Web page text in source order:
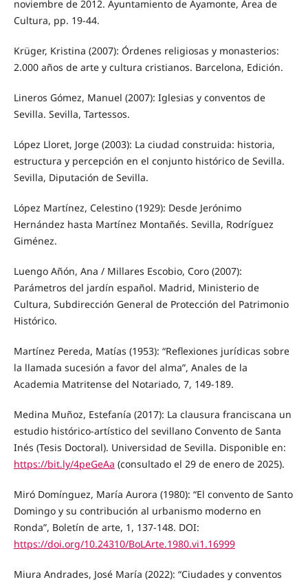
noviembre de 2012. Ayuntamiento de Ayamonte, Área de
Cultura, pp. 19-44.
Krüger, Kristina (2007): Órdenes religiosas y monasterios:
2.000 años de arte y cultura cristianos. Barcelona, Edición.
Lineros Gómez, Manuel (2007): Iglesias y conventos de
Sevilla. Sevilla, Tartessos.
López Lloret, Jorge (2003): La ciudad construida: historia,
estructura y percepción en el conjunto histórico de Sevilla.
Sevilla, Diputación de Sevilla.
López Martínez, Celestino (1929): Desde Jerónimo
Hernández hasta Martínez Montañés. Sevilla, Rodríguez
Giménez.
Luengo Añón, Ana / Millares Escobio, Coro (2007):
Parámetros del jardín español. Madrid, Ministerio de
Cultura, Subdirección General de Protección del Patrimonio
Histórico.
Martínez Pereda, Matías (1953): “Reflexiones jurídicas sobre
la llamada sucesión a favor del alma”, Anales de la
Academia Matritense del Notariado, 7, 149-189.
Medina Muñoz, Estefanía (2017): La clausura franciscana un
estudio histórico-artístico del sevillano Convento de Santa
Inés (Tesis Doctoral). Universidad de Sevilla. Disponible en:
https://bit.ly/4peGeAa (consultado el 29 de enero de 2025).
Miró Domínguez, María Aurora (1980): “El convento de Santo
Domingo y su contribución al urbanismo moderno en
Ronda”, Boletín de arte, 1, 137-148. DOI:
https://doi.org/10.24310/BoLArte.1980.vi1.16999
Miura Andrades, José María (2022): “Ciudades y conventos